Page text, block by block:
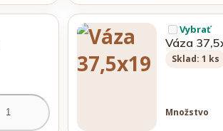
Vybrať
Váza
Sklad: 1 ks
Množstvo